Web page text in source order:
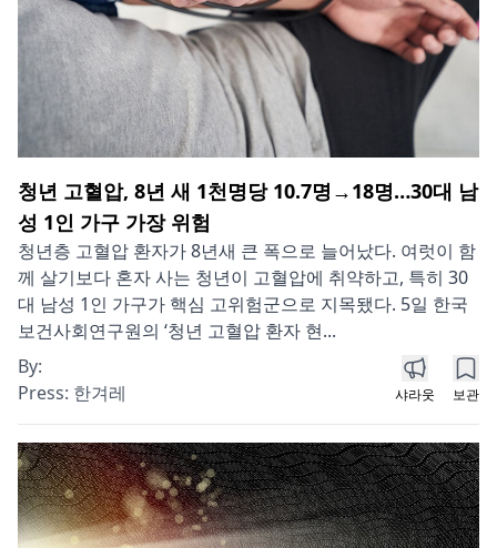
청년 고혈압, 8년 새 1천명당 10.7명→18명…30대 남
성 1인 가구 가장 위험
청년층 고혈압 환자가 8년새 큰 폭으로 늘어났다. 여럿이 함
께 살기보다 혼자 사는 청년이 고혈압에 취약하고, 특히 30
대 남성 1인 가구가 핵심 고위험군으로 지목됐다. 5일 한국
보건사회연구원의 ‘청년 고혈압 환자 현...
By:
Press: 한겨레 샤라웃 보관